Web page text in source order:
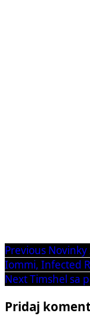
Navigácia
v
článku
Previous Previous
post:
Iommi, Infected
NextNext
Timshel sa
Pridaj